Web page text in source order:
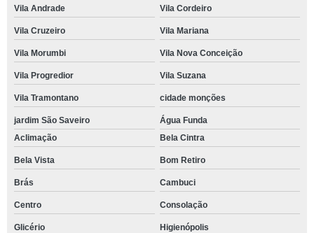
Vila Andrade Vila Cordeiro
Vila Cruzeiro Vila Mariana
Vila Morumbi Vila Nova Conceição
Vila Progredior Vila Suzana
Vila Tramontano cidade monções
jardim São Saveiro
Água Funda
Aclimação
Bela Cintra
Bela Vista Bom Retiro
Brás Cambuci
Centro Consolação
Glicério Higienópolis